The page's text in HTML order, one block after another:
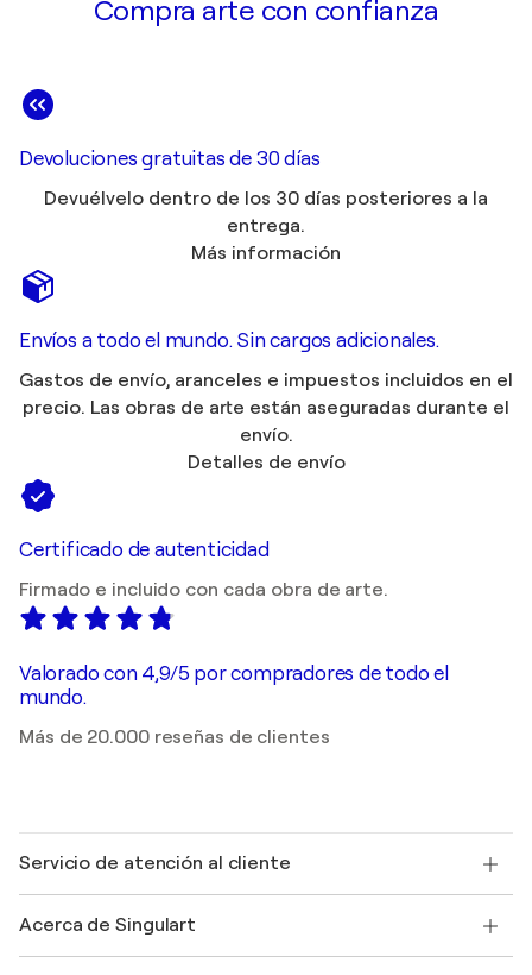
Compra arte con confianza
Devoluciones gratuitas de 30 días
Devuélvelo dentro de los 30 días posteriores a la
entrega.
Más información
Envíos a todo el mundo. Sin cargos adicionales.
Gastos de envío, aranceles e impuestos incluidos en el
precio. Las obras de arte están aseguradas durante el
envío.
Detalles de envío
Certificado de autenticidad
Firmado e incluido con cada obra de arte.
Valorado con 4,9/5 por compradores de todo el
mundo.
Más de 20.000 reseñas de clientes
Servicio de atención al cliente
Envío
Acerca de Singulart